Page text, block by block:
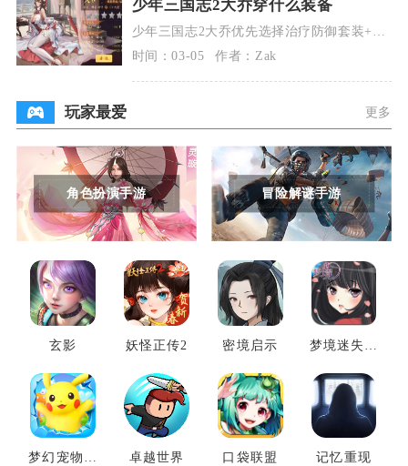
少年三国志2大乔穿什么装备
少年三国志2大乔优先选择治疗防御套装+苍
叶绿绮琴+翡翠玉佩，词条堆生命%、防御、
效果抵抗、
时间：03-05 作者：Zak
玩家最爱 更多
角色扮演手游 冒险解谜手游
玄影 妖怪正传2 密境启示
梦境迷失之
梦幻宠物联
卓越世界 口袋联盟 记忆重现